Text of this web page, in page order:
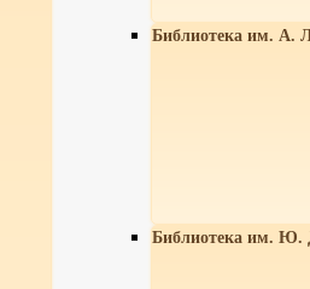
Библиотека им. А.
Библиотека им. Ю.